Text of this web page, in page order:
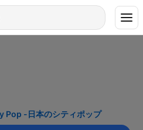
Pop -日本のシティポップ